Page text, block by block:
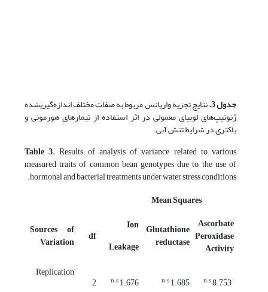
جدول 3. نتایج تجزیه واریانس مربوط به صفات مختلف اندازه‌گیری­شده
ژنوتیپ‌های لوبیای معمولی در اثر استفاده از تیمارهای هورمونی و
باکتری در شرایط تنش آبی.
Table 3. Results of analysis of variance related to various
measured traits of common bean genotypes due to the use of
hormonal and bacterial treatments under water stress conditions.
Mean Squares
Ascorbate
Peroxidase
Activity
Glutathione
reductase
Ion
Leakage
df
Sources of
Variation
8.753
n.s
1.685
n.s
1.676
n.s
2
Replication